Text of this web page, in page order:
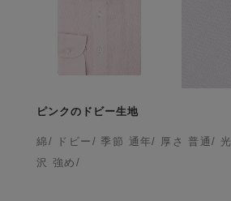
ピンクのドビー生地
綿/ ドビー/ 季節 通年/ 厚さ 普通/ 光
沢 強め/